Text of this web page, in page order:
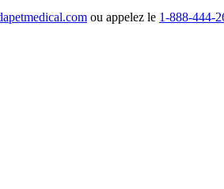
ou appelez le 1-888-444-